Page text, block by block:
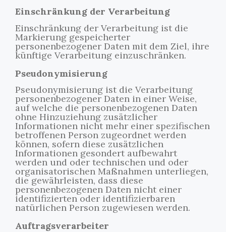
Einschränkung der Verarbeitung
Einschränkung der Verarbeitung ist die
Markierung gespeicherter
personenbezogener Daten mit dem Ziel, ihre
künftige Verarbeitung einzuschränken.
Pseudonymisierung
Pseudonymisierung ist die Verarbeitung
personenbezogener Daten in einer Weise,
auf welche die personenbezogenen Daten
ohne Hinzuziehung zusätzlicher
Informationen nicht mehr einer spezifischen
betroffenen Person zugeordnet werden
können, sofern diese zusätzlichen
Informationen gesondert aufbewahrt
werden und oder technischen und oder
organisatorischen Maßnahmen unterliegen,
die gewährleisten, dass diese
personenbezogenen Daten nicht einer
identifizierten oder identifizierbaren
natürlichen Person zugewiesen werden.
Auftragsverarbeiter